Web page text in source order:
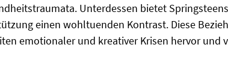
Unterdessen bietet
einen wohltuenden Kontrast. Diese
emotionaler und kreativer Krisen hervor und